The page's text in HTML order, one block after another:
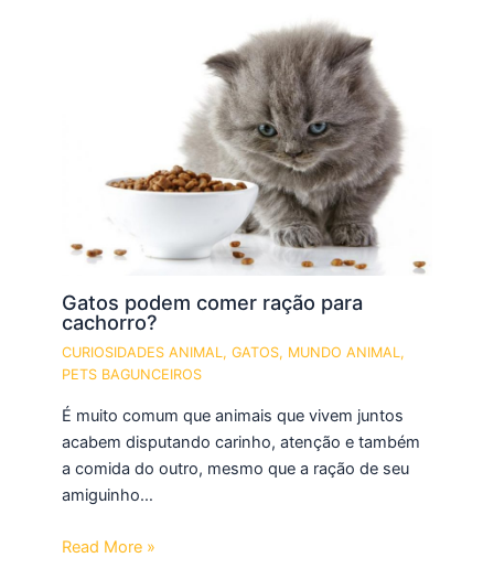
Gatos podem comer ração para
cachorro?
CURIOSIDADES ANIMAL,GATOS, MUNDO ANIMAL,
PETS BAGUNCEIROS
É muito comum que animais que vivem juntos
acabem disputando carinho, atenção e também
a comida do outro, mesmo que a ração de seu
amiguinho…
Read More »